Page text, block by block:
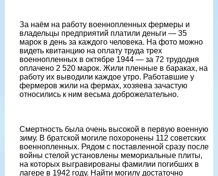
За наём на работу военнопленных фермеры и
владельцы предприятий платили деньги — 35
марок в день за каждого человека. На фото можно
видеть квитанцию на оплату труда трех
военнопленных в октябре 1944 — за 72 трудодня
оплачено 2 520 марок. Жили пленные в бараках, на
работу их выводили каждое утро. Работавшие у
фермеров жили на фермах, хозяева зачастую
относились к ним весьма доброжелательно.
Смертность была очень высокой в первую военную
зиму. В братской могиле похоронены 112 советских
военнопленных. Рядом с поставленной сразу после
войны стелой установлены мемориальные плиты,
на которых выгравированы фамилии погибших в
лагере в 1942 году. Найти могилу достаточно